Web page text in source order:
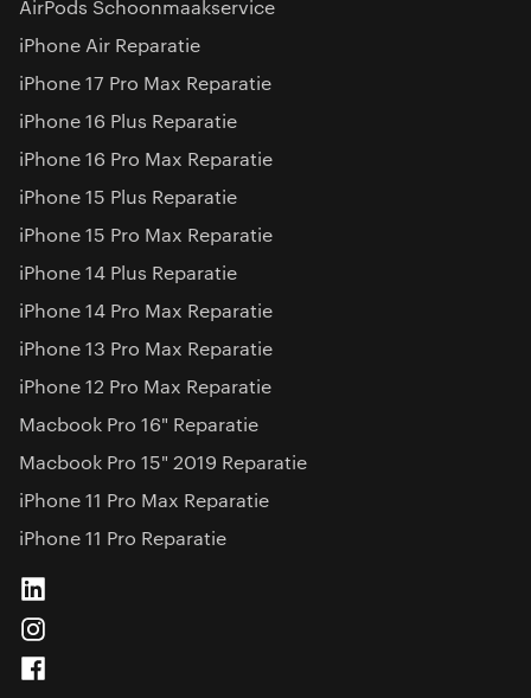
AirPods Schoonmaakservice
iPhone Air Reparatie
iPhone 17 Pro Max Reparatie
iPhone 16 Plus Reparatie
iPhone 16 Pro Max Reparatie
iPhone 15 Plus Reparatie
iPhone 15 Pro Max Reparatie
iPhone 14 Plus Reparatie
iPhone 14 Pro Max Reparatie
iPhone 13 Pro Max Reparatie
iPhone 12 Pro Max Reparatie
Macbook Pro 16" Reparatie
Macbook Pro 15" 2019 Reparatie
iPhone 11 Pro Max Reparatie
iPhone 11 Pro Reparatie